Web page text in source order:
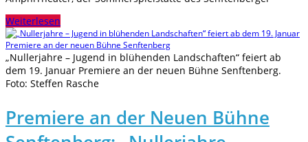
Weiterlesen
„Nullerjahre – Jugend in blühenden Landschaften“ feiert ab
dem 19. Januar Premiere an der neuen Bühne Senftenberg.
Foto: Steffen Rasche
Premiere an der Neuen Bühne